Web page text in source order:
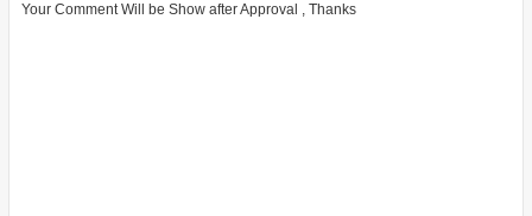
Your Comment Will be Show after Approval , Thanks